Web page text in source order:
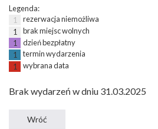
Legenda:
1
rezerwacja niemożliwa
1
brak miejsc wolnych
1
dzień bezpłatny
1
termin wydarzenia
1
wybrana data
Brak wydarzeń w dniu 31.03.2025